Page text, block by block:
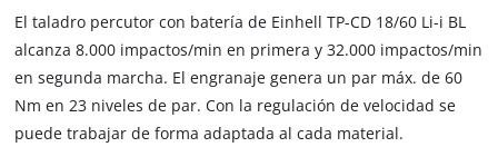
El taladro percutor con batería de Einhell TP-CD 18/60 Li-i BL
alcanza 8.000 impactos/min en primera y 32.000 impactos/min
en segunda marcha. El engranaje genera un par máx. de 60
Nm en 23 niveles de par. Con la regulación de velocidad se
puede trabajar de forma adaptada al cada material.